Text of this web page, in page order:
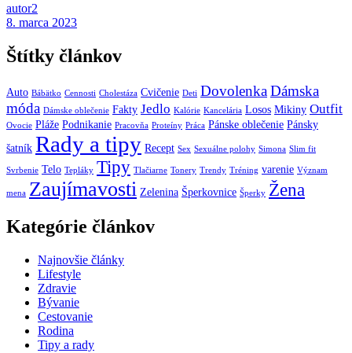
autor2
8. marca 2023
Štítky článkov
Auto Bábätko Cennosti Cholestáza Cvičenie Deti DovolenkaDámska
móda Dámske oblečenie Fakty Jedlo Kalórie Kancelária Losos Mikiny Outfit
Ovocie Pláže Podnikanie Pracovňa Proteíny Práca Pánske oblečenie Pánsky
šatník Rady a tipy Recept Sex Sexuálne polohy Simona Slim fit
Svrbenie Telo Tepláky Tipy Tlačiarne Tonery Trendy Tréning varenie Význam
mena Zaujímavosti Zelenina Šperkovnice Šperky Žena
Kategórie článkov
Najnovšie články
Lifestyle
Zdravie
Bývanie
Cestovanie
Rodina
Tipy a rady